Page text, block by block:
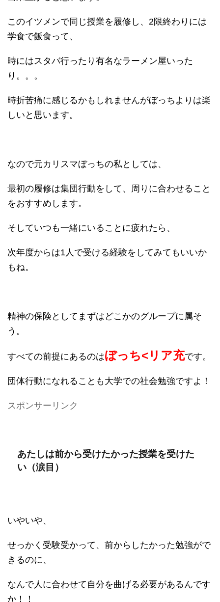
このイツメンで同じ授業を履修し、2限終わりには
学食で飯食って、
時にはスタバ行ったり有名なラーメン屋いった
り。。。
時折苦痛に感じるかもしれませんがぼっちよりは楽
しいと思います。
なので元カリスマぼっちの私としては、
最初の履修は集団行動をして、周りに合わせること
をおすすめします。
そしていつも一緒にいることに疲れたら、
次年度からは1人で受ける経験をしてみてもいいか
もね。
精神の保険としてまずはどこかのグループに属そ
う。
すべての前提にあるのはぼっち<リア充です。
団体行動になれることも大学での社会勉強ですよ！
スポンサーリンク
あたしは前から受けたかった授業を受けた
い（涙目）
いやいや、
せっかく受験受かって、前からしたかった勉強がで
きるのに、
なんで人に合わせて自分を曲げる必要があるんです
か！！